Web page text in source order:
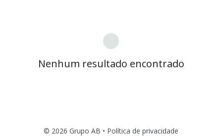
Nenhum resultado encontrado
© 2026 Grupo AB • Política de privacidade